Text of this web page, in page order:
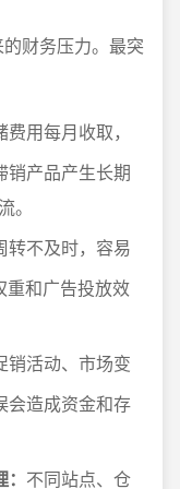
财务压力。最突
用每月收取，
销产品产生长期
。
转不及时，容易
重和广告投放效
销活动、市场变
会造成资金和存
不同站点、仓